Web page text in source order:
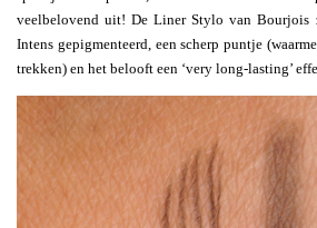
veelbelovend uit! De Liner Stylo van Bourjois
Intens gepigmenteerd, een scherp puntje
trekken) en het belooft een ‘very long-lasting’